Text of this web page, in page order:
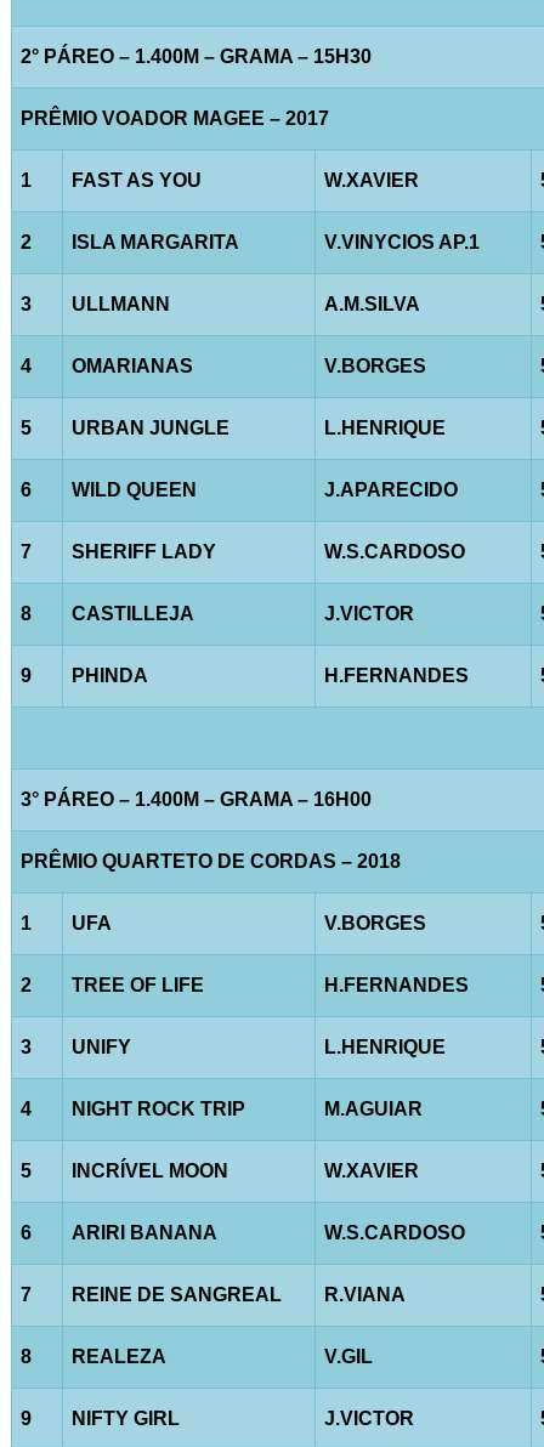
2° PÁREO – 1.400M – GRAMA – 15H30
PRÊMIO VOADOR MAGEE – 2017
1 FAST AS YOU W.XAVIER
2 ISLA MARGARITA V.VINYCIOS AP.1
3 ULLMANN A.M.SILVA
4 OMARIANAS V.BORGES
5 URBAN JUNGLE L.HENRIQUE
6 WILD QUEEN J.APARECIDO
7 SHERIFF LADY W.S.CARDOSO
8 CASTILLEJA J.VICTOR
9 PHINDA H.FERNANDES
3° PÁREO – 1.400M – GRAMA – 16H00
PRÊMIO QUARTETO DE CORDAS – 2018
1 UFA V.BORGES
2 TREE OF LIFE H.FERNANDES
3 UNIFY L.HENRIQUE
4 NIGHT ROCK TRIP M.AGUIAR
5 INCRÍVEL MOON W.XAVIER
6 ARIRI BANANA W.S.CARDOSO
7 REINE DE SANGREAL R.VIANA
8 REALEZA V.GIL
9 NIFTY GIRL J.VICTOR